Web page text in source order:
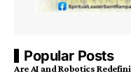
Popular Posts
Are AI and Robotics